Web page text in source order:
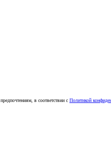
в соответствии с Политикой